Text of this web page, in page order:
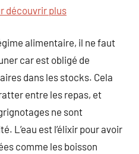
découvrir plus
alimentaire, il ne faut
car est obligé de
dans les stocks. Cela
entre les repas, et
ne sont
L’eau est l’élixir pour avoir
comme les boisson